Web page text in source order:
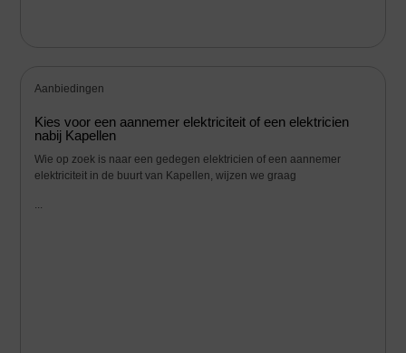
Aanbiedingen
Kies voor een aannemer elektriciteit of een elektricien
nabij Kapellen
Wie op zoek is naar een gedegen elektricien of een aannemer
elektriciteit in de buurt van Kapellen, wijzen we graag
...